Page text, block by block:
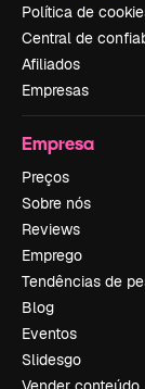
Política de
Central de
Afiliados
Empresas
Empresa
Preços
Sobre nós
Reviews
Emprego
Tendências de
Blog
Eventos
Slidesgo